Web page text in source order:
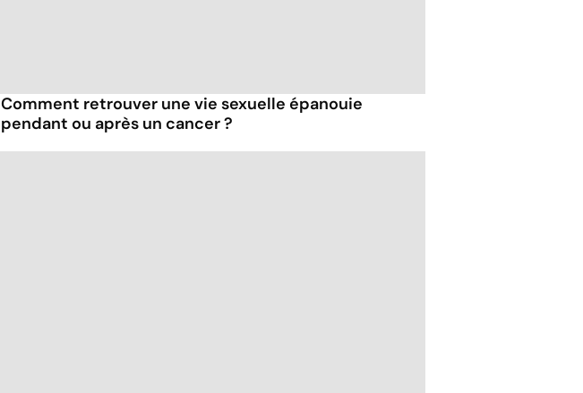
Comment retrouver une vie sexuelle épanouie
pendant ou après un cancer ?